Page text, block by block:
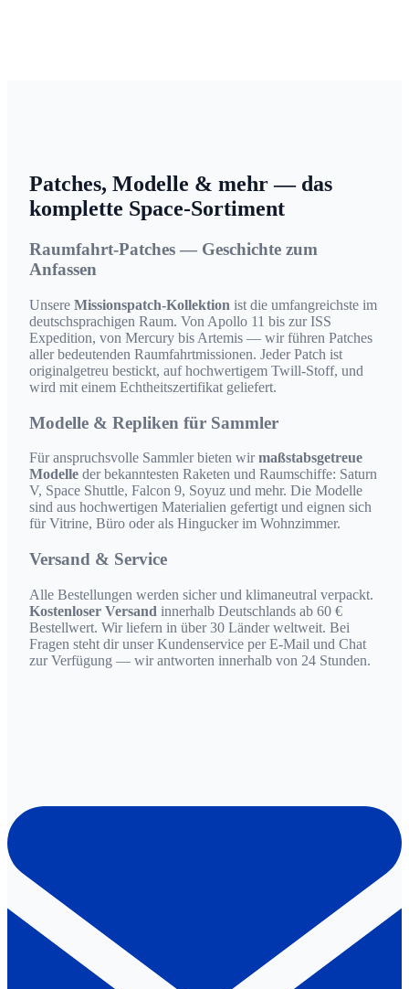
Patches, Modelle & mehr — das
komplette Space-Sortiment
Raumfahrt-Patches — Geschichte zum
Anfassen
Unsere Missionspatch-Kollektion ist die umfangreichste im
deutschsprachigen Raum. Von Apollo 11 bis zur ISS
Expedition, von Mercury bis Artemis — wir führen Patches
aller bedeutenden Raumfahrtmissionen. Jeder Patch ist
originalgetreu bestickt, auf hochwertigem Twill-Stoff, und
wird mit einem Echtheitszertifikat geliefert.
Modelle & Repliken für Sammler
Für anspruchsvolle Sammler bieten wirmaßstabsgetreue
Modelle der bekanntesten Raketen und Raumschiffe: Saturn
V, Space Shuttle, Falcon 9, Soyuz und mehr. Die Modelle
sind aus hochwertigen Materialien gefertigt und eignen sich
für Vitrine, Büro oder als Hingucker im Wohnzimmer.
Versand & Service
Alle Bestellungen werden sicher und klimaneutral verpackt.
Kostenloser Versand innerhalb Deutschlands ab 60 €
Bestellwert. Wir liefern in über 30 Länder weltweit. Bei
Fragen steht dir unser Kundenservice per E-Mail und Chat
zur Verfügung — wir antworten innerhalb von 24 Stunden.